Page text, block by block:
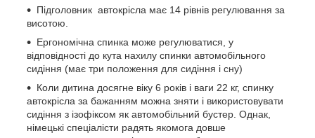
Підголовник автокрісла має 14 рівнів регулювання за
висотою.
Ергономічна спинка може регулюватися, у
відповідності до кута нахилу спинки автомобільного
сидіння (має три положення для сидіння і сну)
Коли дитина досягне віку 6 років і ваги 22 кг, спинку
автокрісла за бажанням можна зняти і використовувати
сидіння з ізофіксом як автомобільний бустер. Однак,
німецькі спеціалісти радять якомога довше